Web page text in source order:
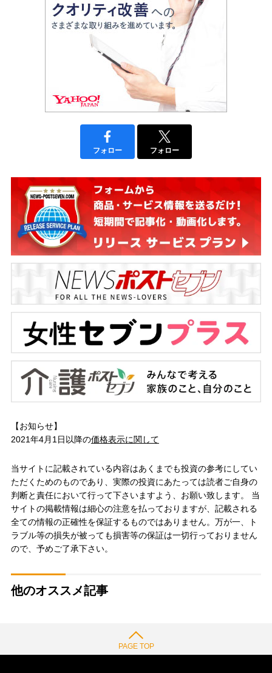
フォロー フォロー
【お知らせ】
2021年4月1日以降の価格表示に関して
当サイトに記載されている内容はあくまでも投資の参考にしてい
ただくためのものであり、実際の投資にあたっては読者ご自身の
判断と責任において行って下さいますよう、お願い致します。 当
サイトの掲載情報は細心の注意を払っておりますが、記載される
全ての情報の正確性を保証するものではありません。万が一、ト
ラブル等の損失が被っても損害等の保証は一切行っておりません
ので、予めご了承下さい。
他のオススメ記事
PAGE TOP